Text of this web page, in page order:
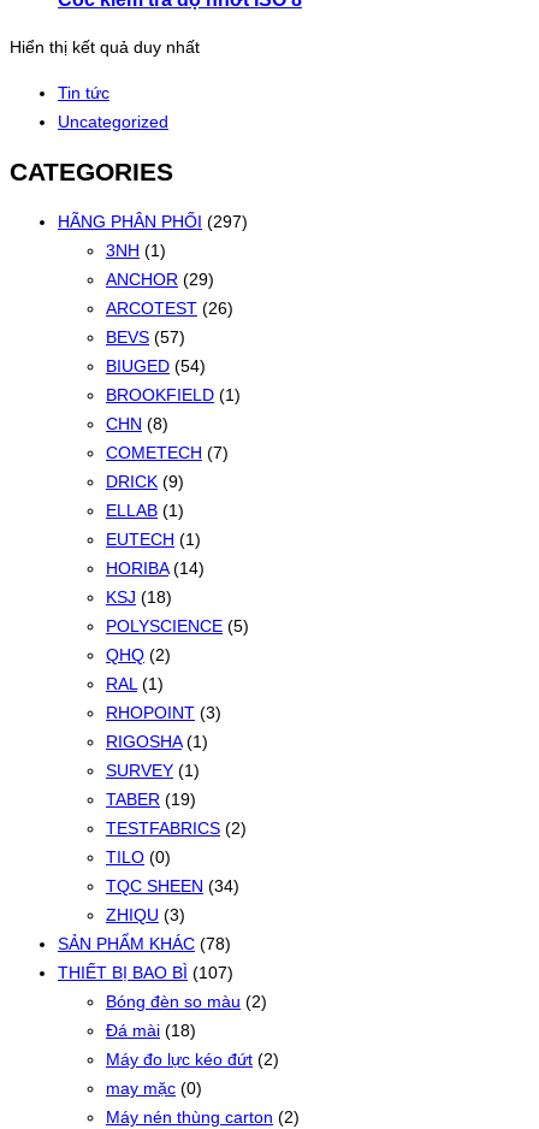
Hiển thị kết quả duy nhất
Tin tức
Uncategorized
CATEGORIES
HÃNG PHÂN PHỐI (297)
3NH (1)
ANCHOR (29)
ARCOTEST (26)
BEVS (57)
BIUGED (54)
BROOKFIELD (1)
CHN (8)
COMETECH (7)
DRICK (9)
ELLAB (1)
EUTECH (1)
HORIBA (14)
KSJ (18)
POLYSCIENCE (5)
QHQ (2)
RAL (1)
RHOPOINT (3)
RIGOSHA (1)
SURVEY (1)
TABER (19)
TESTFABRICS (2)
TILO (0)
TQC SHEEN (34)
ZHIQU (3)
SẢN PHẨM KHÁC (78)
THIẾT BỊ BAO BÌ (107)
Bóng đèn so màu (2)
Đá mài (18)
Máy đo lực kéo đứt (2)
may mặc (0)
Máy nén thùng carton (2)